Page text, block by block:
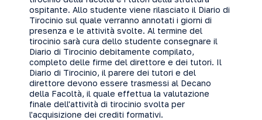
ospitante. Allo studente viene rilasciato il Diario di
Tirocinio sul quale verranno annotati i giorni di
presenza e le attività svolte. Al termine del
tirocinio sarà cura dello studente consegnare il
Diario di Tirocinio debitamente compilato,
completo delle firme del direttore e dei tutori. Il
Diario di Tirocinio, il parere dei tutori e del
direttore devono essere trasmessi al Decano
della Facoltà, il quale effettua la valutazione
finale dell'attività di tirocinio svolta per
l'acquisizione dei crediti formativi.